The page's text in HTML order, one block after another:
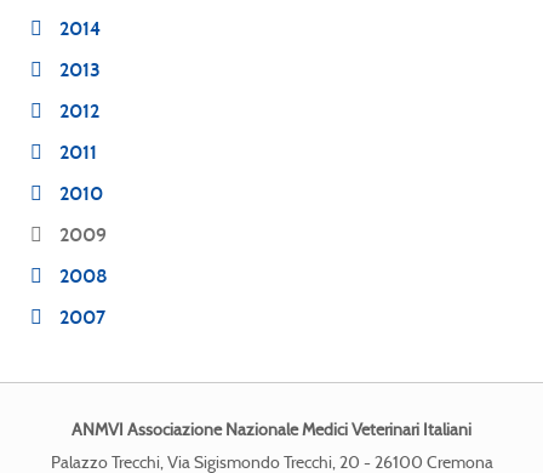
2014
2013
2012
2011
2010
2009
2008
2007
ANMVI Associazione Nazionale Medici Veterinari Italiani
Palazzo Trecchi, Via Sigismondo Trecchi, 20 - 26100 Cremona